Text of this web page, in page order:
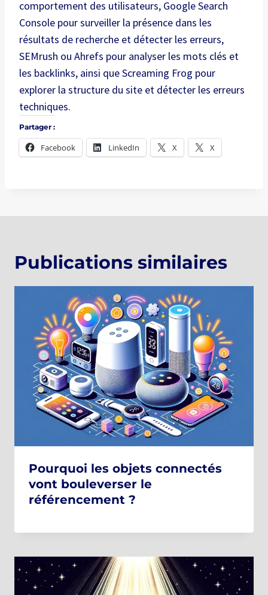
comportement des utilisateurs, Google Search
Console pour surveiller la présence dans les
résultats de recherche et détecter les erreurs,
SEMrush ou Ahrefs pour analyser les mots clés et
les backlinks, ainsi que Screaming Frog pour
explorer la structure du site et détecter les erreurs
techniques.
Partager :
Facebook LinkedIn X X
Publications similaires
Pourquoi les objets connectés
vont bouleverser le
référencement ?